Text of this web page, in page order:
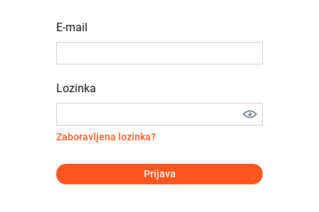
E-mail
Lozinka
Zaboravljena lozinka?
Prijava